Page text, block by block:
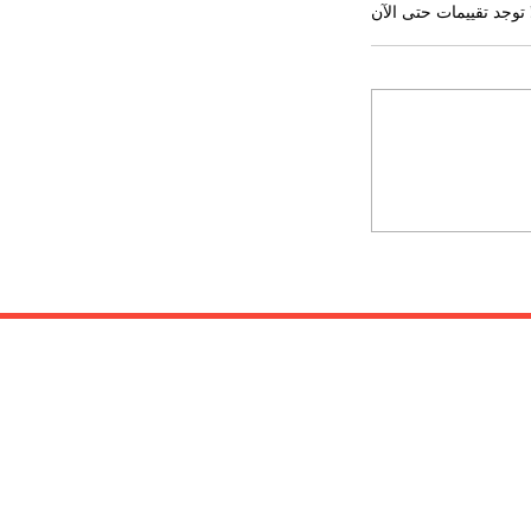
توجد تقييمات حتى الآن